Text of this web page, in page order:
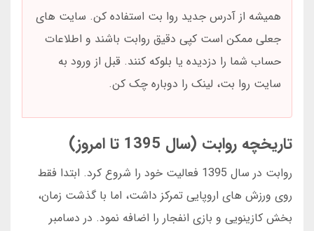
همیشه از آدرس جدید روا بت استفاده کن. سایت های
جعلی ممکن است کپی دقیق روابت باشند و اطلاعات
حساب شما را دزدیده یا بلوکه کنند. قبل از ورود به
سایت روا بت، لینک را دوباره چک کن.
تاریخچه روابت (سال 1395 تا امروز)
روابت در سال 1395 فعالیت خود را شروع کرد. ابتدا فقط
روی ورزش های اروپایی تمرکز داشت، اما با گذشت زمان،
بخش کازینویی و بازی انفجار را اضافه نمود. در دسامبر